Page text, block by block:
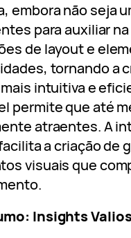
embora não seja
para auxiliar
de layout e
tornando a
intuitiva e
permite que até
atraentes. A
a criação de
visuais que
Insights